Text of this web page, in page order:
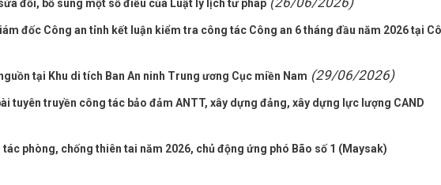
đổi, bổ sung một số điều của Luật lý lịch tư pháp
đốc Công an tỉnh kết luận kiểm tra công tác Công an 6 tháng đầu năm 2026 tại
tại Khu di tích Ban An ninh Trung ương Cục miền Nam (29/06/2026)
tuyên truyền công tác bảo đảm ANTT, xây dựng đảng, xây dựng lực lượng CAND
phòng, chống thiên tai năm 2026, chủ động ứng phó Bão số 1 (Maysak)